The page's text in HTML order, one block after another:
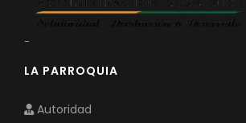
-
LA PARROQUIA
Autoridad